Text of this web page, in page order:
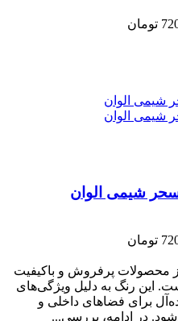
شیمی الوان
کرم روشن (کد ۸۰۱) از محصولات پرفروش و باکیفیت
این رنگ به دلیل ویژگی‌های
برای فضاهای داخلی و
در ادامه، بررسی...